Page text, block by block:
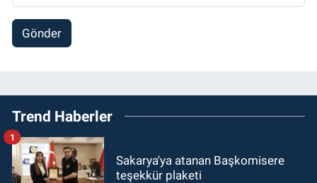
Gönder
Trend Haberler
Sakarya'ya atanan Başkomisere
teşekkür plaketi
1